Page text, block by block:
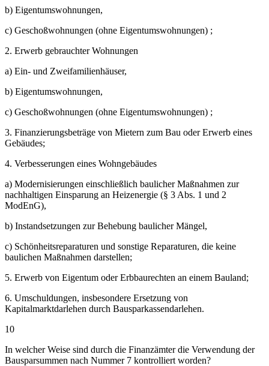
b) Eigentumswohnungen,
c) Geschoßwohnungen (ohne Eigentumswohnungen) ;
2. Erwerb gebrauchter Wohnungen
a) Ein- und Zweifamilienhäuser,
b) Eigentumswohnungen,
c) Geschoßwohnungen (ohne Eigentumswohnungen) ;
3. Finanzierungsbeträge von Mietern zum Bau oder Erwerb eines
Gebäudes;
4. Verbesserungen eines Wohngebäudes
a) Modernisierungen einschließlich baulicher Maßnahmen zur
nachhaltigen Einsparung an Heizenergie (§ 3 Abs. 1 und 2
ModEnG),
b) Instandsetzungen zur Behebung baulicher Mängel,
c) Schönheitsreparaturen und sonstige Reparaturen, die keine
baulichen Maßnahmen darstellen;
5. Erwerb von Eigentum oder Erbbaurechten an einem Bauland;
6. Umschuldungen, insbesondere Ersetzung von
Kapitalmarktdarlehen durch Bausparkassendarlehen.
10
In welcher Weise sind durch die Finanzämter die Verwendung der
Bausparsummen nach Nummer 7 kontrolliert worden?